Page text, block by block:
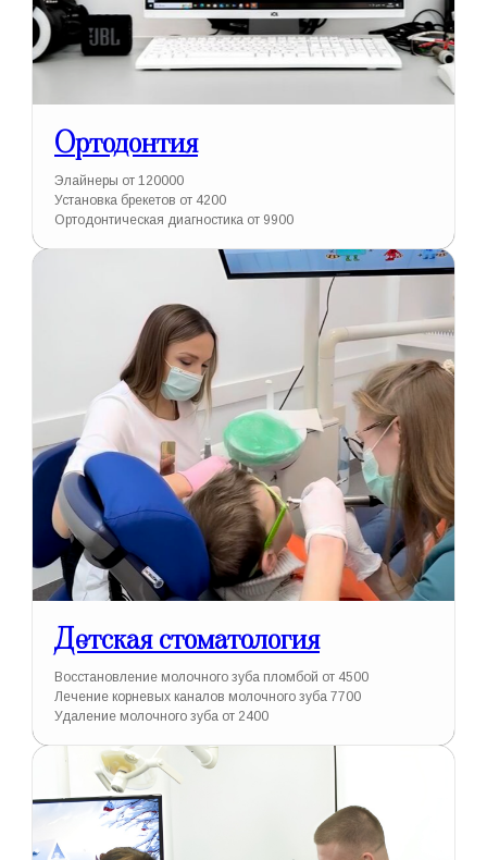
Ортодонтия
Элайнеры от 120000
Установка брекетов от 4200
Ортодонтическая диагностика от 9900
Детская стоматология
Восстановление молочного зуба пломбой от 4500
Лечение корневых каналов молочного зуба 7700
Удаление молочного зуба от 2400